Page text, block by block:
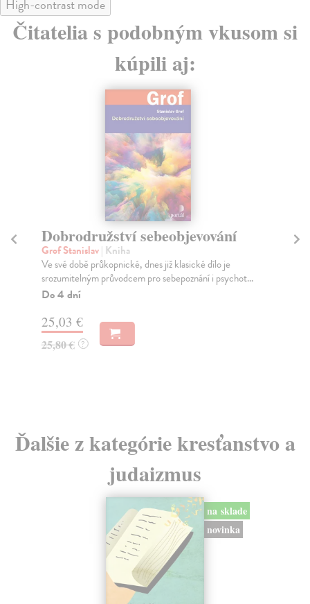
High-contrast mode
Čitatelia s podobným vkusom si
kúpili aj:
Dobrodružství sebeobjevování
Grof Stanislav| Kniha
Ve své době průkopnické, dnes již klasické dílo je
srozumitelným průvodcem pro sebepoznání i psychot...
Do 4 dní
25,03 €
25,80 € ?
Ďalšie z kategórie kresťanstvo a
judaizmus
na sklade
novinka